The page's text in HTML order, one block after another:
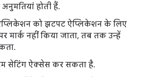
होती हैं.
को झटपट ऐप्लिकेशन के लिए
मार्क नहीं किया जाता, तब तक उन्हें
सेटिंग ऐक्सेस कर सकता है.